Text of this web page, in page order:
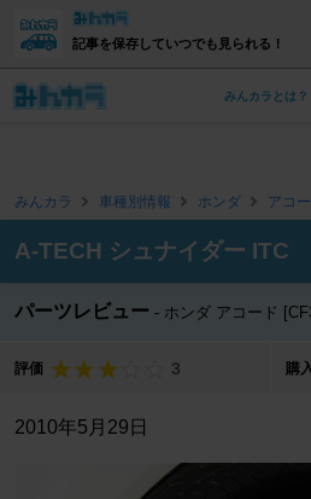
記事を保存していつでも見られる！
みんカラとは？
みんカラ 車種別情報 ホンダ アコ
A-TECH シュナイダー ITC
パーツレビュー ホンダ アコード
評価 3 購
2010年5月29日